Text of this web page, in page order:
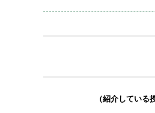
（紹介してい